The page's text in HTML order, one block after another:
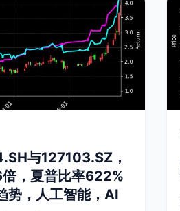
与127103.SZ，
，夏普比率622%
势，人工智能，AI